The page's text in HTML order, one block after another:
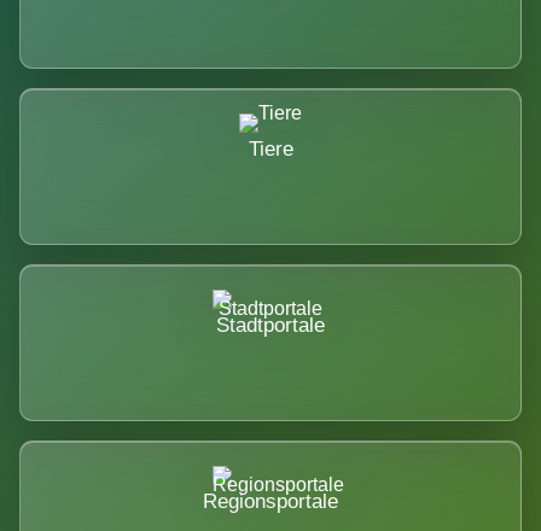
Tiere
Stadtportale
Regionsportale